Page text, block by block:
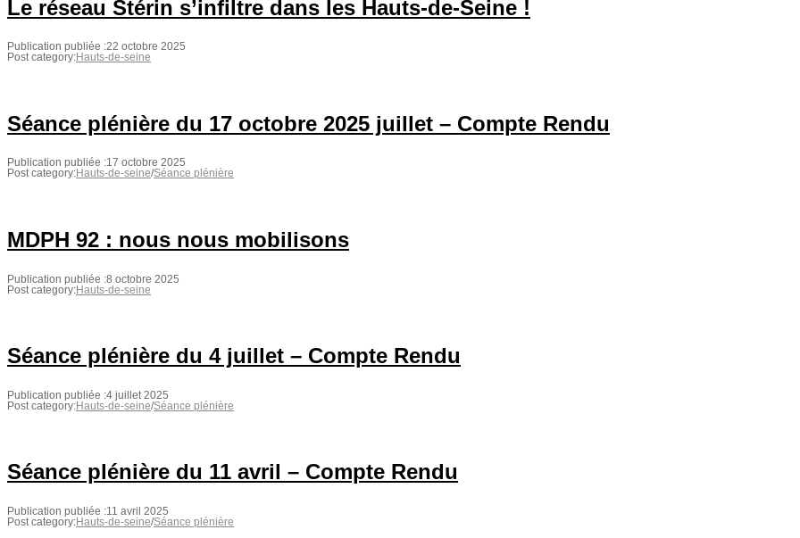
Le réseau Stérin s’infiltre dans les Hauts-de-Seine !
Publication publiée :22 octobre 2025
Post category:Hauts-de-seine
Séance plénière du 17 octobre 2025 juillet – Compte Rendu
Publication publiée :17 octobre 2025
Post category:Hauts-de-seine/Séance plénière
MDPH 92 : nous nous mobilisons
Publication publiée :8 octobre 2025
Post category:Hauts-de-seine
Séance plénière du 4 juillet – Compte Rendu
Publication publiée :4 juillet 2025
Post category:Hauts-de-seine/Séance plénière
Séance plénière du 11 avril – Compte Rendu
Publication publiée :11 avril 2025
Post category:Hauts-de-seine/Séance plénière